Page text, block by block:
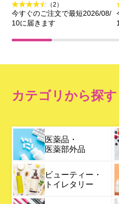
（2）
今すぐのご注文で最短2026/08/
10に届きます
カテゴリから探す
医薬品・
医薬部外品
ビューティー・
トイレタリー